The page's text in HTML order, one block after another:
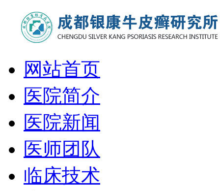
网站首页
医院简介
医院新闻
医师团队
临床技术